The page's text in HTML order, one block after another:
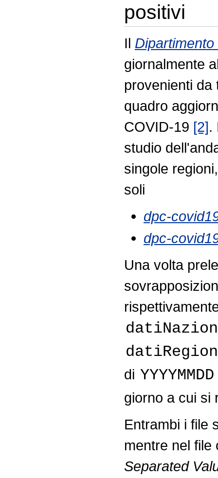
positivi
Il
giornalmente
provenienti da
quadro
COVID-19 [2].
studio
singole
soli
dpc-
dpc-
Una volta
di YYYYMMDD
giorno a cui si
Entrambi i file
mentre nel file
Separated